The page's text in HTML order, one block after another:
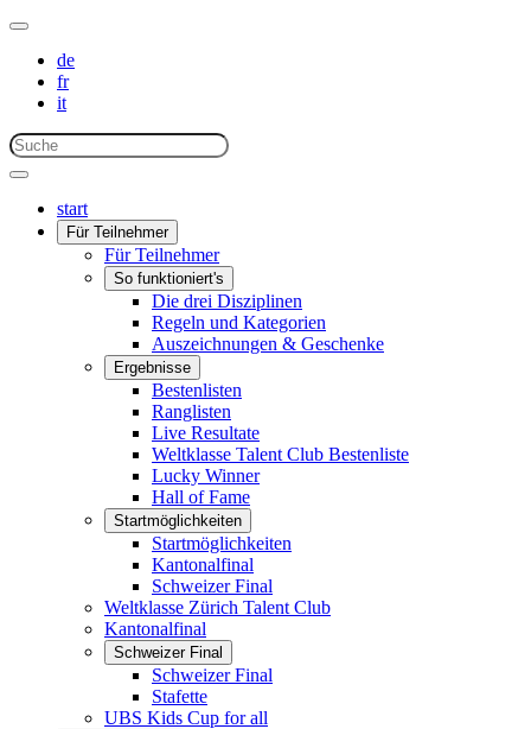
de
fr
it
start
Für Teilnehmer
Für Teilnehmer
So funktioniert's
Die drei Disziplinen
Regeln und Kategorien
Auszeichnungen & Geschenke
Ergebnisse
Bestenlisten
Ranglisten
Live Resultate
Weltklasse Talent Club Bestenliste
Lucky Winner
Hall of Fame
Startmöglichkeiten
Startmöglichkeiten
Kantonalfinal
Schweizer Final
Weltklasse Zürich Talent Club
Kantonalfinal
Schweizer Final
Schweizer Final
Stafette
UBS Kids Cup for all